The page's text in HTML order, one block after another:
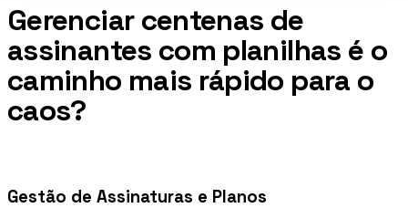
Gerenciar centenas de
assinantes com planilhas é o
caminho mais rápido para o
caos?
Gestão de Assinaturas e Planos